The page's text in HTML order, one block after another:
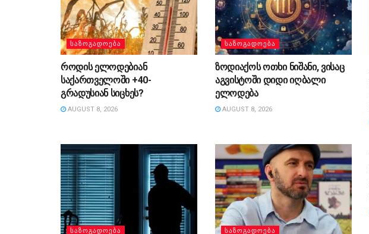
ᲡᲐᲖᲝᲒᲐᲓᲝᲔᲑᲐ
როდის ელოდებიან
საქართველოში +40-
გრადუსიან სიცხეს?
AUGUST 8, 2026
ᲡᲐᲖᲝᲒᲐᲓᲝᲔᲑᲐ
ზოდიაქოს ოთხი ნიშანი, ვისაც
აგვისტოში დიდი იღბალი
ელოდება
AUGUST 8, 2026
ᲡᲐᲖᲝᲒᲐᲓᲝᲔᲑᲐ ᲡᲐᲖᲝᲒᲐᲓᲝᲔᲑᲐ